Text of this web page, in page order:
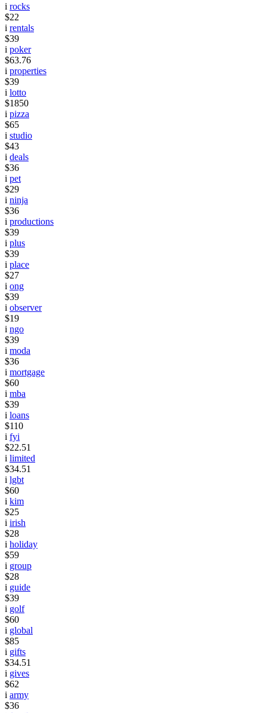
i rocks
$22
i rentals
$39
i poker
$63.76
i properties
$39
i lotto
$1850
i pizza
$65
i studio
$43
i deals
$36
i pet
$29
i ninja
$36
i productions
$39
i plus
$39
i place
$27
i ong
$39
i observer
$19
i ngo
$39
i moda
$36
i mortgage
$60
i mba
$39
i loans
$110
i fyi
$22.51
i limited
$34.51
i lgbt
$60
i kim
$25
i irish
$28
i holiday
$59
i group
$28
i guide
$39
i golf
$60
i global
$85
i gifts
$34.51
i gives
$62
i army
$36